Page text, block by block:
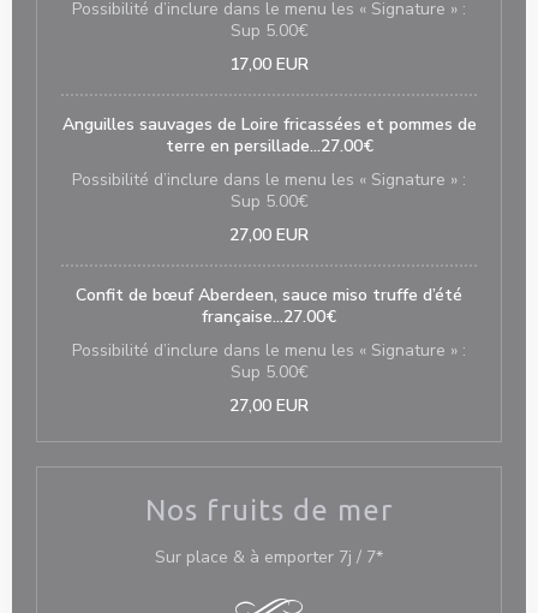
Possibilité d’inclure dans le menu les « Signature » :
Sup 5.00€
17,00 EUR
Anguilles sauvages de Loire fricassées et pommes de
terre en persillade…27.00€
Possibilité d’inclure dans le menu les « Signature » :
Sup 5.00€
27,00 EUR
Confit de bœuf Aberdeen, sauce miso truffe d’été
française…27.00€
Possibilité d’inclure dans le menu les « Signature » :
Sup 5.00€
27,00 EUR
Nos fruits de mer
Sur place & à emporter 7j / 7*